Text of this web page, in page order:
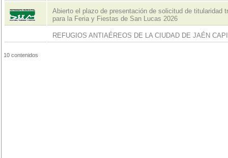
Abierto el plazo de presentación de solicitud de titularidad
para la Feria y Fiestas de San Lucas 2026
REFUGIOS ANTIAÉREOS DE LA CIUDAD DE JAÉN
10 contenidos